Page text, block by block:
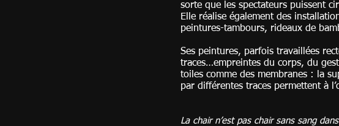
sorte que les
Elle réalise également des
peintures-tambours, rideaux de
Ses peintures, parfois travaillées
traces…empreintes du corps, du
toiles comme des membranes : la
par différentes traces permettent
La chair n’est pas chair sans sang